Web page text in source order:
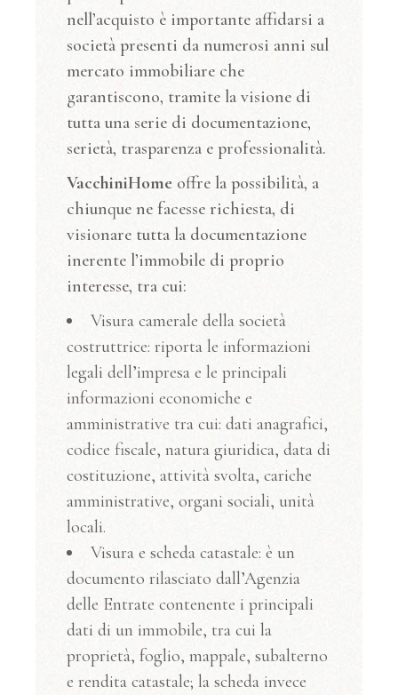
nell’acquisto è importante affidarsi a
società presenti da numerosi anni sul
mercato immobiliare che
garantiscono, tramite la visione di
tutta una serie di documentazione,
serietà, trasparenza e professionalità.
VacchiniHome offre la possibilità, a
chiunque ne facesse richiesta, di
visionare tutta la documentazione
inerente l’immobile di proprio
interesse, tra cui:
Visura camerale della società
costruttrice: riporta le informazioni
legali dell’impresa e le principali
informazioni economiche e
amministrative tra cui: dati anagrafici,
codice fiscale, natura giuridica, data di
costituzione, attività svolta, cariche
amministrative, organi sociali, unità
locali.
Visura e scheda catastale: è un
documento rilasciato dall’Agenzia
delle Entrate contenente i principali
dati di un immobile, tra cui la
proprietà, foglio, mappale, subalterno
e rendita catastale; la scheda invece